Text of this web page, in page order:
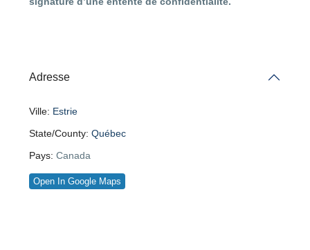
Adresse
Ville: Estrie
State/County: Québec
Pays: Canada
Open In Google Maps